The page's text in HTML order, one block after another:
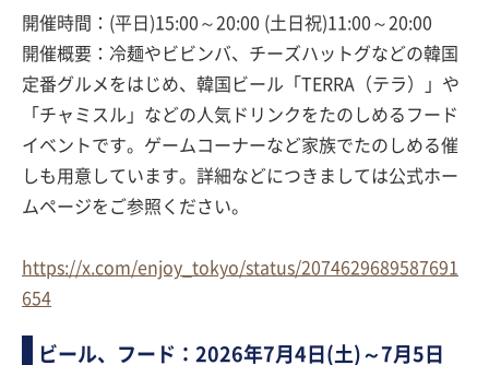
開催時間：(平日)15:00～20:00 (土日祝)11:00～20:00
開催概要：冷麺やビビンバ、チーズハットグなどの韓国
定番グルメをはじめ、韓国ビール「TERRA（テラ）」や
「チャミスル」などの人気ドリンクをたのしめるフード
イベントです。ゲームコーナーなど家族でたのしめる催
しも用意しています。詳細などにつきましては公式ホー
ムページをご参照ください。
https://x.com/enjoy_tokyo/status/2074629689587691
654
ビール、フード：2026年7月4日(土)～7月5日